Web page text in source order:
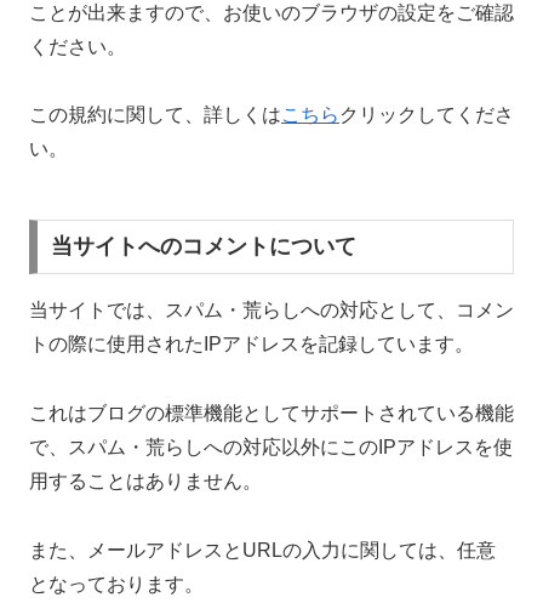
ことが出来ますので、お使いのブラウザの設定をご確認
ください。
この規約に関して、詳しくはこちら クリックしてくださ
い。
当サイトへのコメントについて
当サイトでは、スパム・荒らしへの対応として、コメン
トの際に使用されたIPアドレスを記録しています。
これはブログの標準機能としてサポートされている機能
で、スパム・荒らしへの対応以外にこのIPアドレスを使
用することはありません。
また、メールアドレスとURLの入力に関しては、任意
となっております。